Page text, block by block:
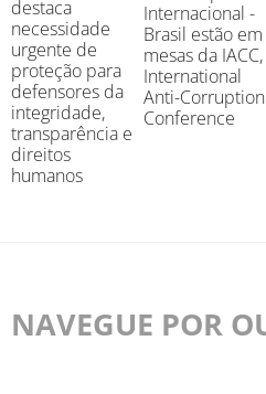
destaca
necessidade
urgente de
proteção para
defensores da
integridade,
transparência e
direitos
humanos
Internacional -
Brasil estão
mesas da
International
Anti-Corruption
Conference
NAVEGUE POR